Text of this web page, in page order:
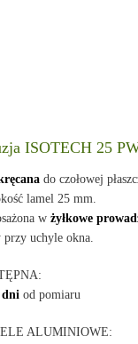
ISOTECH 25
do czołowej
lamel 25 mm.
wżyłkowe
przy uchyle okna.
dni od pomiaru
ALUMINIOWE: